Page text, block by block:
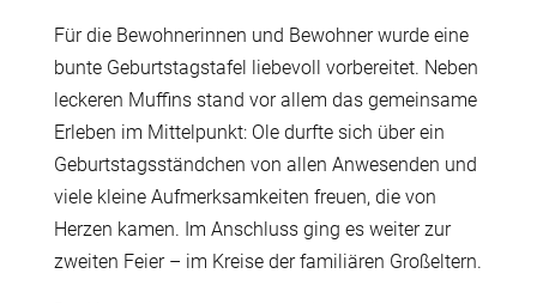
Für die Bewohnerinnen und Bewohner wurde eine
bunte Geburtstagstafel liebevoll vorbereitet. Neben
leckeren Muffins stand vor allem das gemeinsame
Erleben im Mittelpunkt: Ole durfte sich über ein
Geburtstagsständchen von allen Anwesenden und
viele kleine Aufmerksamkeiten freuen, die von
Herzen kamen. Im Anschluss ging es weiter zur
zweiten Feier – im Kreise der familiären Großeltern.